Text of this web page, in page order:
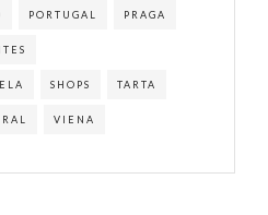
PORTUGAL PRAGA
SHOPS TARTA
VIENA